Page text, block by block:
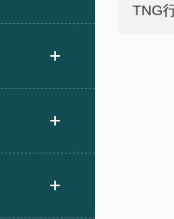
TNG